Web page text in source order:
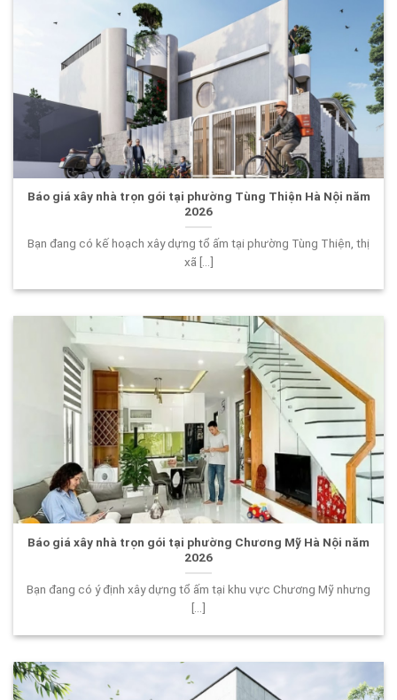
Báo giá xây nhà trọn gói tại phường Tùng Thiện Hà Nội năm
2026
Bạn đang có kế hoạch xây dựng tổ ấm tại phường Tùng Thiện, thị
xã [...]
Báo giá xây nhà trọn gói tại phường Chương Mỹ Hà Nội năm
2026
Bạn đang có ý định xây dựng tổ ấm tại khu vực Chương Mỹ nhưng
[...]